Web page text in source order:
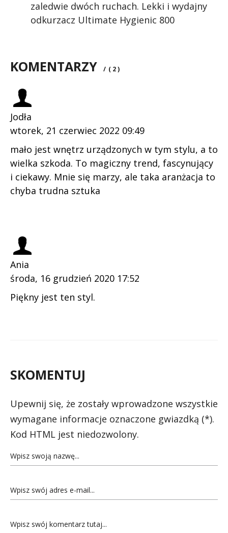
zaledwie dwóch ruchach. Lekki i wydajny
odkurzacz Ultimate Hygienic 800
KOMENTARZY / ( 2 )
Jodła
wtorek, 21 czerwiec 2022 09:49
mało jest wnętrz urządzonych w tym stylu, a to
wielka szkoda. To magiczny trend, fascynujący
i ciekawy. Mnie się marzy, ale taka aranżacja to
chyba trudna sztuka
Ania
środa, 16 grudzień 2020 17:52
Piękny jest ten styl.
SKOMENTUJ
Upewnij się, że zostały wprowadzone wszystkie
wymagane informacje oznaczone gwiazdką (*).
Kod HTML jest niedozwolony.